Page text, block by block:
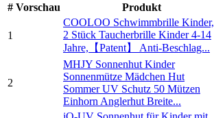
# Vorschau Produkt
1
COOLOO Schwimmbrille Kinder,
2 Stück Taucherbrille Kinder 4-14
Jahre,【Patent】 Anti-Beschlag...
2
MHJY Sonnenhut Kinder
Sonnenmütze Mädchen Hut
Sommer UV Schutz 50 Mützen
Einhorn Anglerhut Breite...